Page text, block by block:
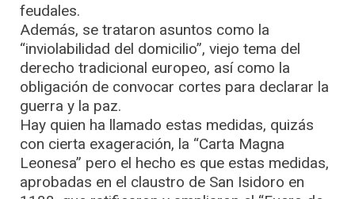
feudales.
Además, se trataron asuntos como la
“inviolabilidad del domicilio”, viejo tema del
derecho tradicional europeo, así como la
obligación de convocar cortes para declarar la
guerra y la paz.
Hay quien ha llamado estas medidas, quizás
con cierta exageración, la “Carta Magna
Leonesa” pero el hecho es que estas medidas,
aprobadas en el claustro de San Isidoro en